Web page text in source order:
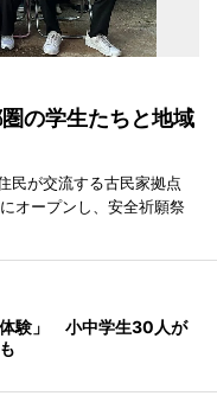
の学生たちと地域
民が交流する古民家拠点
オープンし、安全祈願祭
験」 小中学生30人が